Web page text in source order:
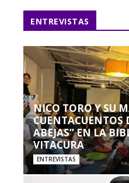
ENTREVISTAS
NICO TORO Y SU
CUENTACUENTOS
ABEJAS” EN LA
VITACURA
ENTREVISTAS